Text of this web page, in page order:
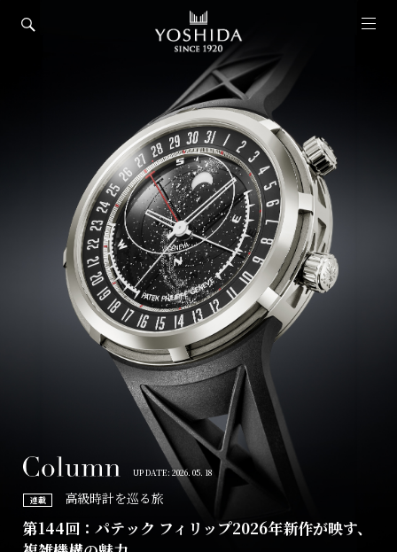
UP DATE: 2026. 05. 18
連載 高級時計を巡る旅
第144回：パテック フィリップ2026年新作が映す、